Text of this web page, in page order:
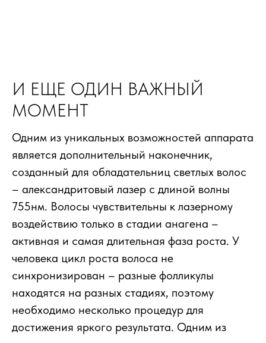
И ЕЩЕ ОДИН ВАЖНЫЙ
МОМЕНТ
Одним из уникальных возможностей аппарата
является дополнительный наконечник,
созданный для обладательниц светлых волос
– александритовый лазер с длиной волны
755нм. Волосы чувствительны к лазерному
воздействию только в стадии анагена –
активная и самая длительная фаза роста. У
человека цикл роста волоса не
синхронизирован – разные фолликулы
находятся на разных стадиях, поэтому
необходимо несколько процедур для
достижения яркого результата. Одним из